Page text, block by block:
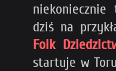
niekoniecznie
dziś na
Folk
startuje w